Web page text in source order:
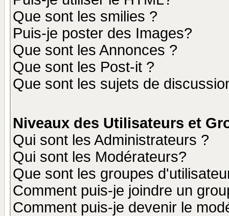
Que sont les smilies ?
Puis-je poster des Images?
Que sont les Annonces ?
Que sont les Post-it ?
Que sont les sujets de
Niveaux des Utilisateurs et
Qui sont les Administrateurs ?
Qui sont les Modérateurs?
Que sont les groupes
Comment puis-je joindre un
Comment puis-je devenir le